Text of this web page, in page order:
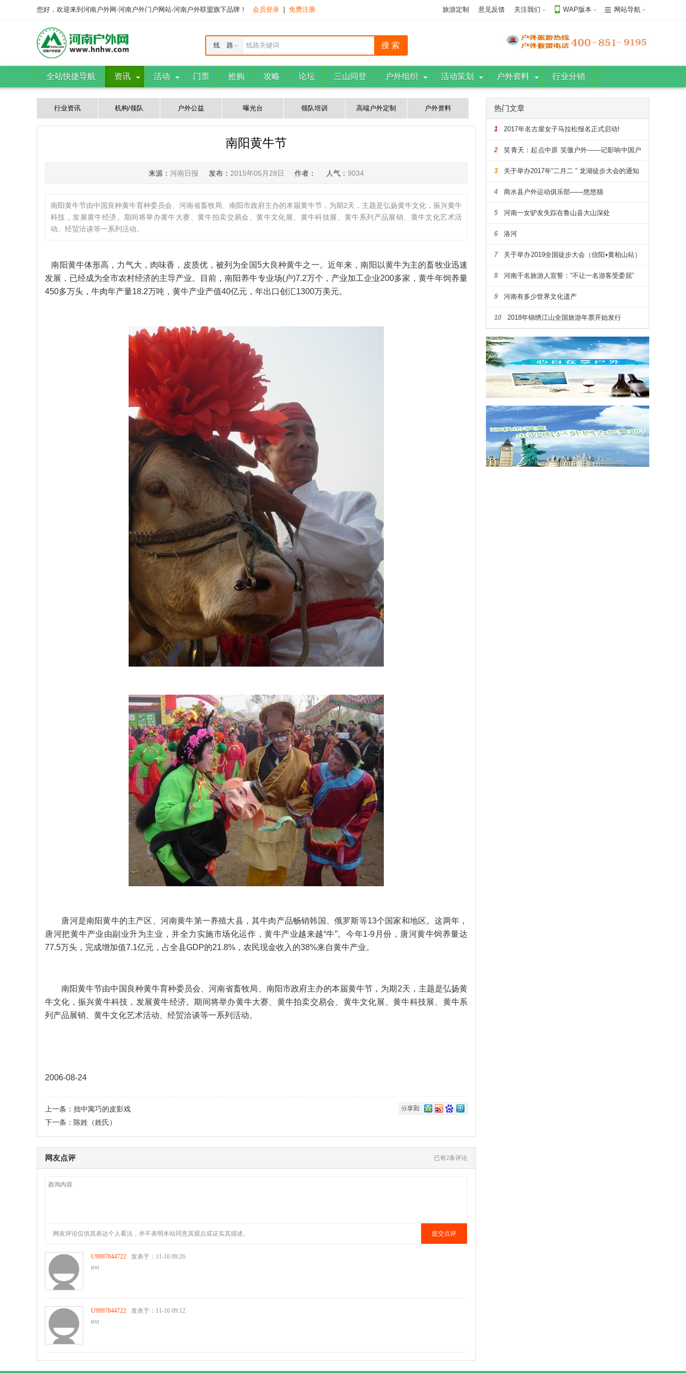
您好，欢迎来到河南户外网-河南户外门户网站-河南户外联盟旗下品牌！ 会员登录 免费注册 旅游定制 意见反馈 关注我们 WAP版本 网站导航
线路关键词
线 路
全站快捷导航 资讯 活动 门票 抢购 攻略 论坛 三山同登 户外组织 活动策划 户外资料 行业分销
行业资讯 机构/领队 户外公益 曝光台 领队培训 高端户外定制 户外资料
南阳黄牛节
来源： 河南日报 发布： 2015年05月28日 作者： 人气： 9034
南阳黄牛节由中国良种黄牛育种委员会、河南省畜牧局、南阳市政府主办的本届黄牛节，为期2天，主题是弘扬黄牛文化，振兴黄牛
科技，发展黄牛经济。期间将举办黄牛大赛、黄牛拍卖交易会、黄牛文化展、黄牛科技展、黄牛系列产品展销、黄牛文化艺术活
动、经贸洽谈等一系列活动。
南阳黄牛体形高，力气大，肉味香，皮质优，被列为全国5大良种黄牛之一。近年来，南阳以黄牛为主的畜牧业迅速
发展，已经成为全市农村经济的主导产业。目前，南阳养牛专业场(户)7.2万个，产业加工企业200多家，黄牛年饲养量
450多万头，牛肉年产量18.2万吨，黄牛产业产值40亿元，年出口创汇1300万美元。
唐河是南阳黄牛的主产区、河南黄牛第一养殖大县，其牛肉产品畅销韩国、俄罗斯等13个国家和地区。这两年，
唐河把黄牛产业由副业升为主业，并全力实施市场化运作，黄牛产业越来越“牛”。今年1-9月份，唐河黄牛饲养量达
77.5万头，完成增加值7.1亿元，占全县GDP的21.8%，农民现金收入的38%来自黄牛产业。
南阳黄牛节由中国良种黄牛育种委员会、河南省畜牧局、南阳市政府主办的本届黄牛节，为期2天，主题是弘扬黄
牛文化，振兴黄牛科技，发展黄牛经济。期间将举办黄牛大赛、黄牛拍卖交易会、黄牛文化展、黄牛科技展、黄牛系
列产品展销、黄牛文化艺术活动、经贸洽谈等一系列活动。
2006-08-24
上一条： 拙中寓巧的皮影戏
下一条： 陈姓（姓氏）
热门文章
1 2017年名古屋女子马拉松报名正式启动!
2 笑青天：起点中原 笑傲户外——记影响中国户
外的108人
3 关于举办2017年“二月二 ” 龙湖徒步大会的通知
4 商水县户外运动俱乐部——悠悠猫
5 河南一女驴友失踪在鲁山县大山深处
6 洛河
7 关于举办2019全国徒步大会（信阳•黄柏山站）
暨第四届河南省户外露营大会通知
8 河南千名旅游人宣誓：“不让一名游客受委屈”
9 河南有多少世界文化遗产
10 2018年锦绣江山全国旅游年票开始发行